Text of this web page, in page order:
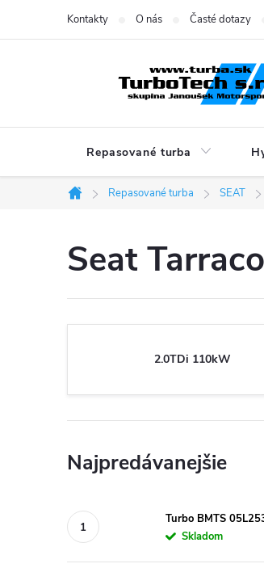
Kontakty O nás Časté dotazy
Repasované turba
Domov
Repasované turba SEAT
Seat Tarraco
2.0TDi 110kW
Najpredávanejšie
Turbo BMTS
Skladom